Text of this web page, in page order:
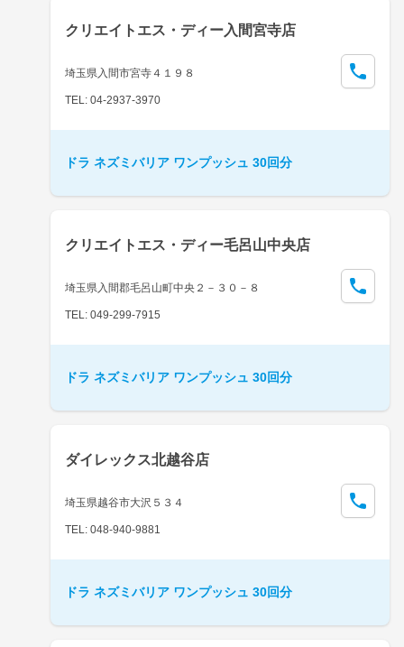
クリエイトエス・ディー入間宮寺店
埼玉県入間市宮寺４１９８
TEL: 04-2937-3970
ドラ ネズミバリア ワンプッシュ 30回分
クリエイトエス・ディー毛呂山中央店
埼玉県入間郡毛呂山町中央２－３０－８
TEL: 049-299-7915
ドラ ネズミバリア ワンプッシュ 30回分
ダイレックス北越谷店
埼玉県越谷市大沢５３４
TEL: 048-940-9881
ドラ ネズミバリア ワンプッシュ 30回分